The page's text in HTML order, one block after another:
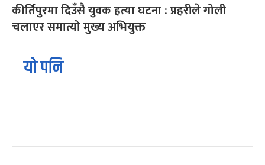
कीर्तिपुरमा दिउँसै युवक हत्या घटना : प्रहरीले गोली
चलाएर समात्यो मुख्य अभियुक्त
यो पनि